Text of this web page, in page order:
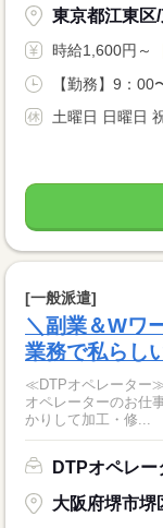
東京都江東区/
時給1,600円～
【勤務】9：00
土曜日 日曜日
[一般派遣]
＼副業＆Wワ
業務で私らし
≪DTPオペレーター≫ 屋内外の大型サインディスプレイなどの
オペレーターのお仕事です。 主な仕事内容＞＞ ・
かりして加工・修...
DTPオペレー
大阪府堺市堺